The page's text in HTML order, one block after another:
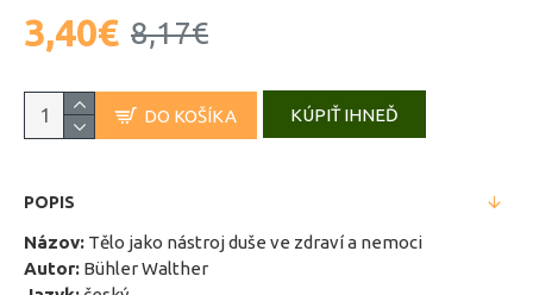
3,40€ 8,17€
DO KOŠÍKA KÚPIŤ IHNEĎ
POPIS
Názov: Tělo jako nástroj duše ve zdraví a nemoci
Autor: Bühler Walther